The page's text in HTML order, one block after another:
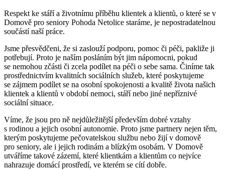
Respekt ke stáří a životnímu příběhu klientek a klientů, o které se v
Domově pro seniory Pohoda Netolice staráme, je nepostradatelnou
součástí naší práce.
Jsme přesvědčeni, že si zaslouží podporu, pomoc či péči, pakliže ji
potřebují. Proto je naším posláním být jim nápomocni, pokud
se nemohou zčásti či zcela podílet na péči o sebe sama. Činíme tak
prostřednictvím kvalitních sociálních služeb, které poskytujeme
se zájmem podílet se na osobní spokojenosti a kvalitě života našich
klientek a klientů v období nemoci, stáří nebo jiné nepříznivé
sociální situace.
Víme, že jsou pro ně nejdůležitější především dobré vztahy
s rodinou a jejich osobní autonomie. Proto jsme partnery nejen těm,
kterým poskytujeme pečovatelskou službu nebo žijí v domově
pro seniory, ale i jejich rodinám a blízkým osobám. V Domově
utváříme takové zázemí, které klientkám a klientům co nejvíce
nahrazuje domácí prostředí, ve kterém se cítí dobře.